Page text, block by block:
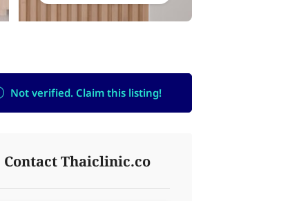
Not verified. Claim this listing!
Contact Thaiclinic.co